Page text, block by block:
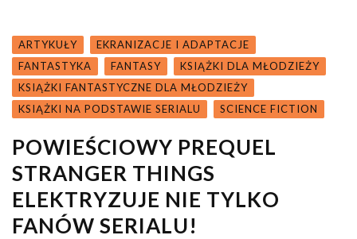
ARTYKUŁY
EKRANIZACJE I ADAPTACJE
FANTASTYKA
FANTASY
KSIĄŻKI DLA MŁODZIEŻY
KSIĄŻKI FANTASTYCZNE DLA MŁODZIEŻY
KSIĄŻKI NA PODSTAWIE SERIALU
SCIENCE FICTION
POWIEŚCIOWY PREQUEL
STRANGER THINGS
ELEKTRYZUJE NIE TYLKO
FANÓW SERIALU!